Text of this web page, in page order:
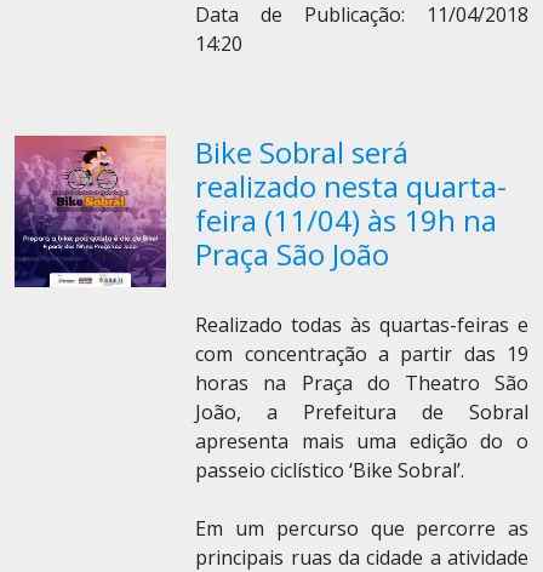
Data de Publicação: 11/04/2018
14:20
Bike Sobral será
realizado nesta quarta-
feira (11/04) às 19h na
Praça São João
Realizado todas às quartas-feiras e
com concentração a partir das 19
horas na Praça do Theatro São
João, a Prefeitura de Sobral
apresenta mais uma edição do o
passeio ciclístico ‘Bike Sobral’.
Em um percurso que percorre as
principais ruas da cidade a atividade